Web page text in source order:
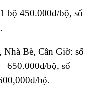
bộ 450.000đ/bộ, số
Bè, Cần Giờ: số
650.000đ/bộ, số
bộ.